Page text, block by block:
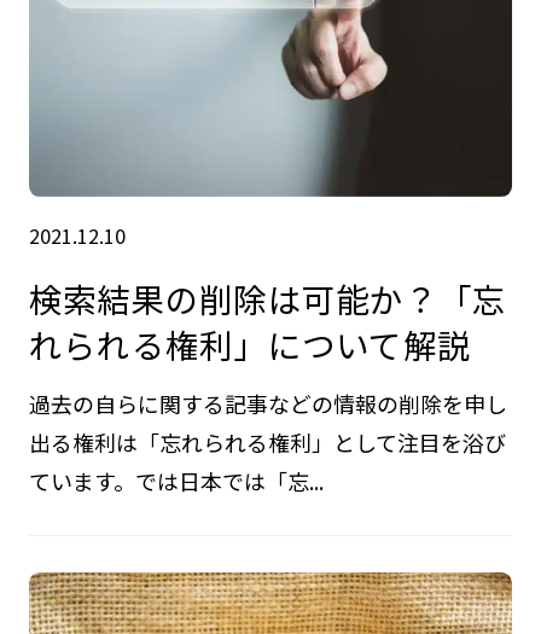
2021.12.10
検索結果の削除は可能か？「忘
れられる権利」について解説
過去の自らに関する記事などの情報の削除を申し
出る権利は「忘れられる権利」として注目を浴び
ています。では日本では「忘...